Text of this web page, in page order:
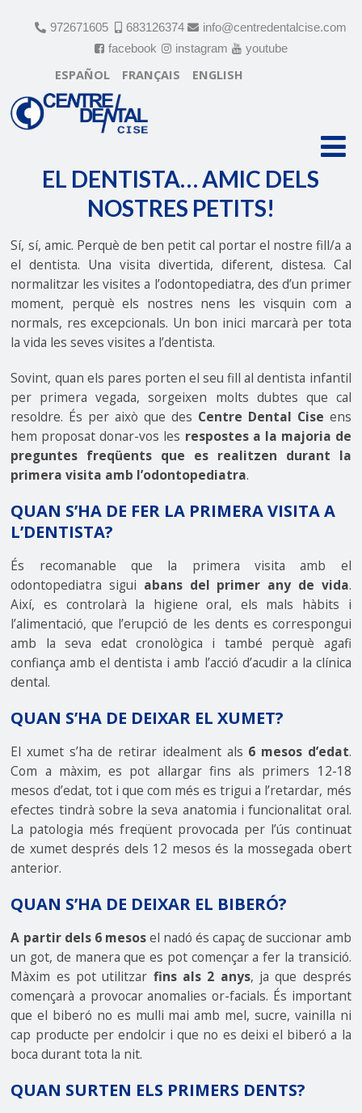
972671605 683126374
info@centredentalcise.com
facebook
instagram youtube
ESPAÑOL FRANÇAIS ENGLISH
EL DENTISTA… AMIC DELS
EL DENTISTA… AMIC DELS
NOSTRES PETITS!
Sí, sí, amic. Perquè de ben petit cal portar el nostre fill/a a
el dentista. Una visita divertida, diferent, distesa. Cal
normalitzar les visites a l’odontopediatra, des d’un primer
moment, perquè els nostres nens les visquin com a
normals, res excepcionals. Un bon inici marcarà per tota
la vida les seves visites a l’dentista.
Sovint, quan els pares porten el seu fill al dentista infantil
per primera vegada, sorgeixen molts dubtes que cal
resoldre. És per això que des Centre Dental Cise ens
hem proposat donar-vos les respostes a la majoria de
preguntes freqüents que es realitzen durant la
primera visita amb l’odontopediatra.
QUAN S’HA DE FER LA PRIMERA VISITA A
L’DENTISTA?
És recomanable que la primera visita amb el
odontopediatra sigui abans del primer any de vida.
Així, es controlarà la higiene oral, els mals hàbits i
l’alimentació, que l’erupció de les dents es correspongui
amb la seva edat cronològica i també perquè agafi
confiança amb el dentista i amb l’acció d’acudir a la clínica
dental.
QUAN S’HA DE DEIXAR EL XUMET?
El xumet s’ha de retirar idealment als 6 mesos d’edat.
Com a màxim, es pot allargar fins als primers 12-18
mesos d’edat, tot i que com més es trigui a l’retardar, més
efectes tindrà sobre la seva anatomia i funcionalitat oral.
La patologia més freqüent provocada per l’ús continuat
de xumet després dels 12 mesos és la mossegada obert
anterior.
QUAN S’HA DE DEIXAR EL BIBERÓ?
A partir dels 6 mesosel nadó és capaç de succionar amb
un got, de manera que es pot començar a fer la transició.
Màxim es pot utilitzar fins als 2 anys, ja que després
començarà a provocar anomalies or-facials. És important
que el biberó no es mulli mai amb mel, sucre, vainilla ni
cap producte per endolcir i que no es deixi el biberó a la
boca durant tota la nit.
QUAN SURTEN ELS PRIMERS DENTS?